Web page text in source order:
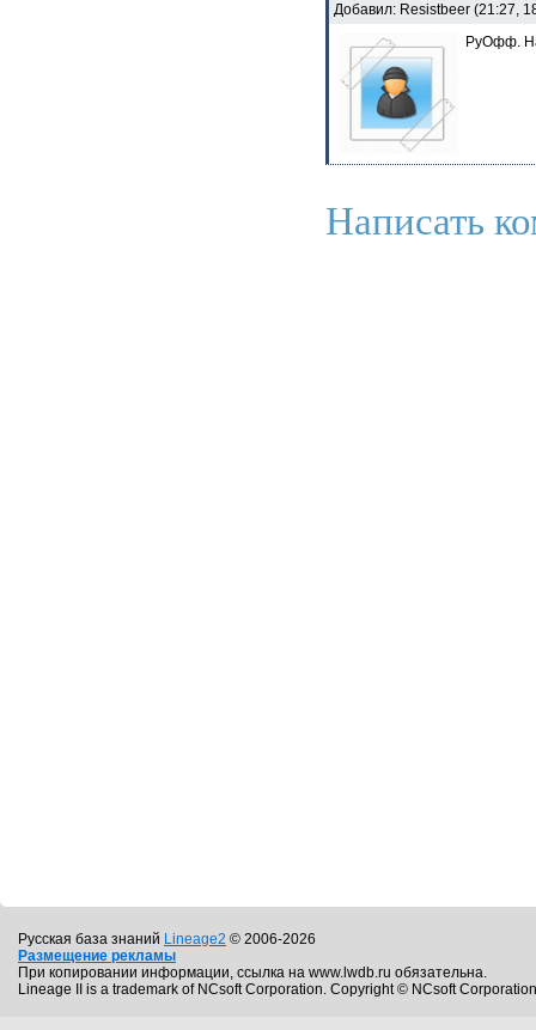
Добавил: Resistbeer (21:27,
РуОфф.
Написать
Русская база знаний Lineage2 © 2006-2026
Размещение рекламы
При копировании информации, ссылка на www.lwdb.ru обязательна.
Lineage II is a trademark of NCsoft Corporation. Copyright © NCsoft